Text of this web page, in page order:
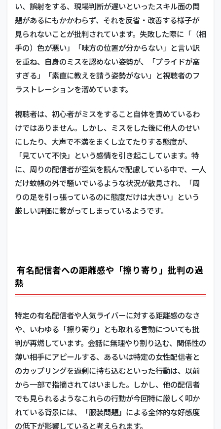
い、誤射をする、現場判断が遅いといったスキル面の問
題があるにもかかわらず、それを反省・改善する様子が
見られないことが批判されています。失敗した際に「（相
手の）色が悪い」「味方の位置が分からない」と言い訳
を重ね、自身のミスを認めない姿勢が、「プライドが高
すぎる」「素直に教えを請う姿勢がない」と視聴者のフ
ラストレーションを溜めています。
視聴者は、初心者がミスをすること自体を責めているわ
けではありません。しかし、ミスをした後に他人のせい
にしたり、大声で不満をまくし立てたりする態度が、
「見ていて不快」という感情を引き起こしています。特
に、周りの配信者が空気を読んで配慮している中で、一人
だけ蚊帳の外で騒いでいるような状況が散見され、「周
りの足を引っ張っているのに態度だけは大きい」という
厳しい評価に繋がってしまっているようです。
有名配信者への距離感や「擦り寄り」批判の過
熱
特定の有名配信者や人気ライバーに対する距離感のなさ
や、いわゆる「擦り寄り」とも取れる言動についても批
判が再燃しています。会話に無理やり割り込む、関係性の
薄い相手にアピールする、あるいは特定の女性配信者と
のカップリングを過剰に持ち込むといった行動は、以前
から一部で指摘されてはいました。しかし、他の配信者
でも見られるようなこれらの行動が今回特に厳しく叩か
れている背景には、「服装問題」による全体的な好感度
の低下が影響していると考えられます。